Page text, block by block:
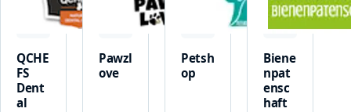
QCHE
FS
Dent
al
Pawzl
ove
Petsh
op
Biene
npat
ensc
haft